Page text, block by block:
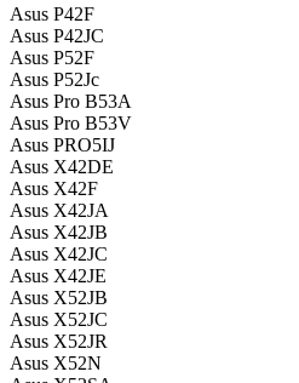
Asus P42F
Asus P42JC
Asus P52F
Asus P52Jc
Asus Pro B53A
Asus Pro B53V
Asus PRO5IJ
Asus X42DE
Asus X42F
Asus X42JA
Asus X42JB
Asus X42JC
Asus X42JE
Asus X52JB
Asus X52JC
Asus X52JR
Asus X52N